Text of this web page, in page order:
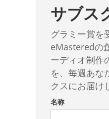
サブス
グラミー賞を
eMasteredの
ーディオ制作
を、毎週あな
クスにお届け
名称